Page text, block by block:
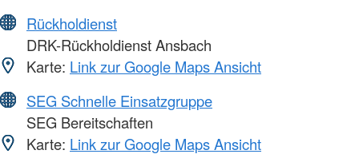
Rückholdienst
DRK-Rückholdienst Ansbach
Karte: Link zur Google Maps Ansicht
SEG Schnelle Einsatzgruppe
SEG Bereitschaften
Karte: Link zur Google Maps Ansicht